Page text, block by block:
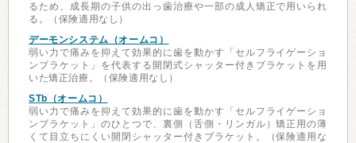
るため、成長期の子供の出っ歯治療や一部の成人矯正で用いられ
る。（保険適用なし）
デーモンシステム（オームコ）
弱い力で痛みを抑えて効果的に歯を動かす「セルフライゲーショ
ンブラケット」を代表する開閉式シャッター付きブラケットを用
いた矯正治療。（保険適用なし）
STb（オームコ）
弱い力で痛みを抑えて効果的に歯を動かす「セルフライゲーショ
ンブラケット」のひとつで、裏側（舌側・リンガル）矯正用の薄
くて目立ちにくい開閉シャッター付きブラケット。（保険適用な